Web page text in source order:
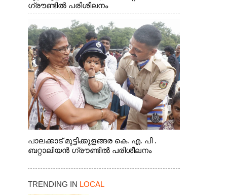
ഗ്രൗണ്ടിൽ പരിശീലനം
പാലക്കാട് മുട്ടിക്കുളങ്ങര കെ. എ. പി .
ബറ്റാലിയൻ ഗ്രൗണ്ടിൽ പരിശീലനം
TRENDING IN LOCAL